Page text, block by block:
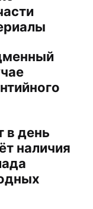
в день
наличия